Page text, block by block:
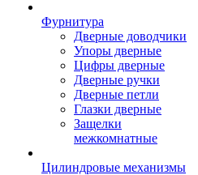
Фурнитура
Дверные доводчики
Упоры дверные
Цифры дверные
Дверные ручки
Дверные петли
Глазки дверные
Защелки
межкомнатные
Цилиндровые механизмы